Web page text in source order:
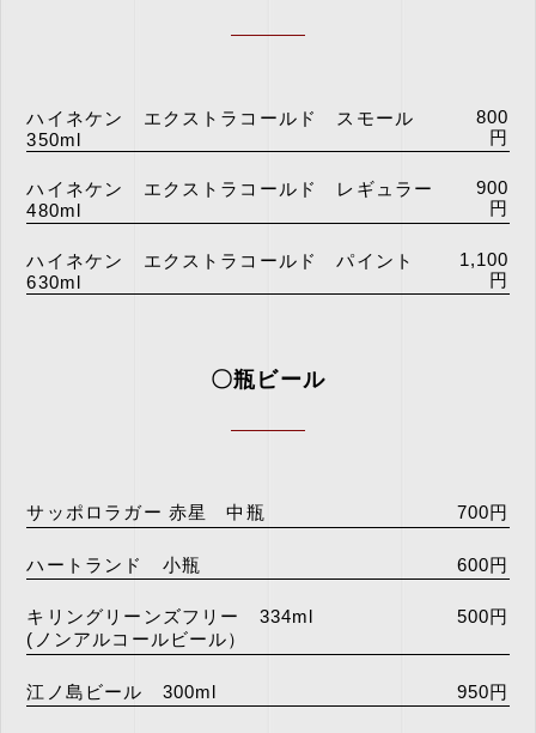
ハイネケン エクストラコールド スモール
350ml
800
円
ハイネケン エクストラコールド レギュラー
480ml
900
円
ハイネケン エクストラコールド パイント
630ml
1,100
円
〇瓶ビール
サッポロラガー 赤星 中瓶 700円
ハートランド 小瓶 600円
キリングリーンズフリー 334ml
(ノンアルコールビール）
500円
江ノ島ビール 300ml 950円